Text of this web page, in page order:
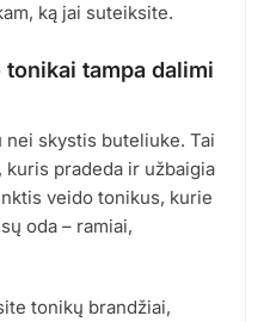
ką jai suteiksite.
tampa dalimi
nei skystis buteliuke. Tai
kuris pradeda ir užbaigia
veido tonikus, kurie
oda – ramiai,
tonikų brandžiai,